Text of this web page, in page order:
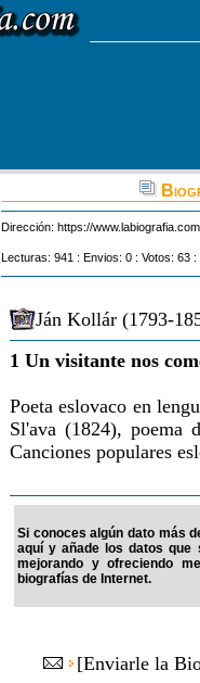
Dirección: https://
Lecturas: 941 : Envios: 0 : Votos: 63
Ján Kollár (1793-
1 Un visitante nos
Poeta eslovaco en
Sl'ava (1824), poema
Canciones populares
Si conoces algún dato más
aquí y añade los datos que
mejorando y ofreciendo
biografías de Internet.
[Enviarle la